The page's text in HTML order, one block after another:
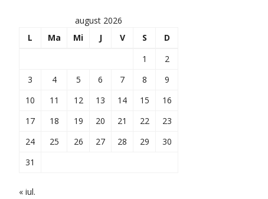
august 2026
L
Ma Mi J V S
D
1
2
3
4 5 6 7 8
9
10
11 12 13 14 15
16
17
18 19 20 21 22
23
24
25 26 27 28 29
30
31
« iul.